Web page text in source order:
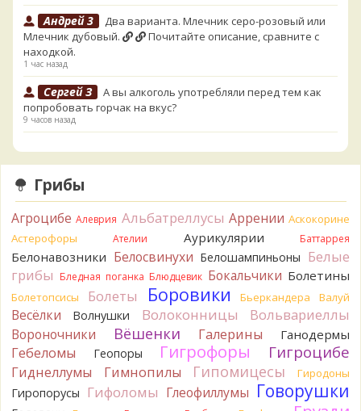
Андрей 3
Два варианта. Млечник серо-розовый или
Млечник дубовый.
Почитайте описание, сравните с
находкой.
1 час назад
Сергей З
А вы алкоголь употребляли перед тем как
попробовать горчак на вкус?
9 часов назад
лизнул, и пожевал, но горечи не почувствовал. Супруга
лизнула - ей горький, как таблетка. Детям тоже не горький.
То что это именно горчак сомнений нет. Но вот такие
индивидуальные вкусовые особенности.)Гриб, конечно,
выкинули.
14 часов назад
Verona Говорушка булавоногая могла бы вырасти...
14 часов назад
Misha35 Спасибо!!!
15 часов назад
Вот как раз зонтика пестрого там
точно нет! P.S. Вячеслав, мы ждём ваших подтверждений
насчёт того, что на разных фото не один и тот же гриб. Они
и по виду разные, а не просто разные экземпляры. Но
Грибы
Агроцибе Алеврия Альбатреллусы Аррении Аскокорине
Астерофоры
Ателии Аурикулярии Баттаррея
Белонавозники Белосвинухи Белошампиньоны Белые
грибы Бледная поганка Блюдцевик Бокальчики Болетины
Болетопсисы Болеты Боровики Бьеркандера Валуй
Весёлки Волнушки Волоконницы Вольвариеллы
Вороночники Вёшенки Галерины Ганодермы
Гебеломы Геопоры Гигрофоры Гигроцибе
Гиднеллумы Гимнопилы Гипомицесы Гиродоны
Гиропорусы Гифоломы Глеофиллумы Говорушки